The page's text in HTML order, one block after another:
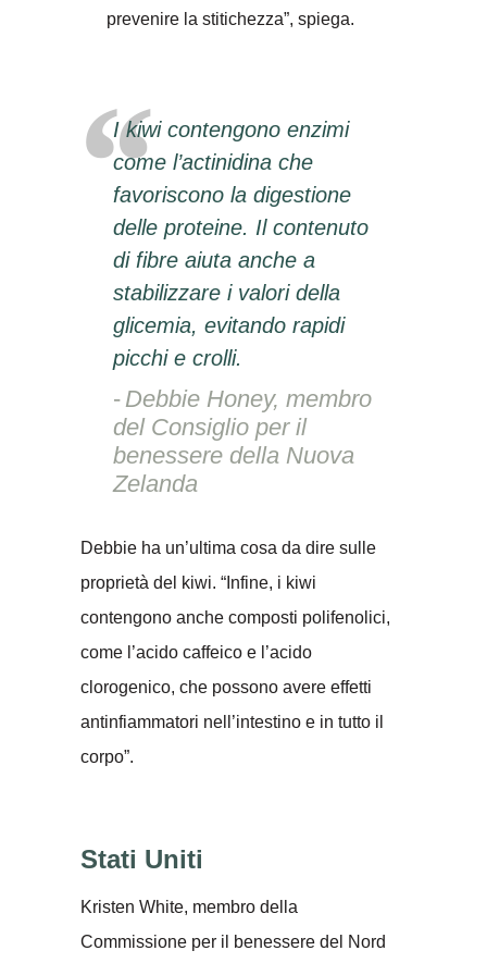
prevenire la stitichezza”, spiega.
I kiwi contengono enzimi
come l’actinidina che
favoriscono la digestione
delle proteine. Il contenuto
di fibre aiuta anche a
stabilizzare i valori della
glicemia, evitando rapidi
picchi e crolli.
Debbie Honey, membro
del Consiglio per il
benessere della Nuova
Zelanda
Debbie ha un’ultima cosa da dire sulle
proprietà del kiwi. “Infine, i kiwi
contengono anche composti polifenolici,
come l’acido caffeico e l’acido
clorogenico, che possono avere effetti
antinfiammatori nell’intestino e in tutto il
corpo”.
Stati Uniti
Kristen White, membro della
Commissione per il benessere del Nord